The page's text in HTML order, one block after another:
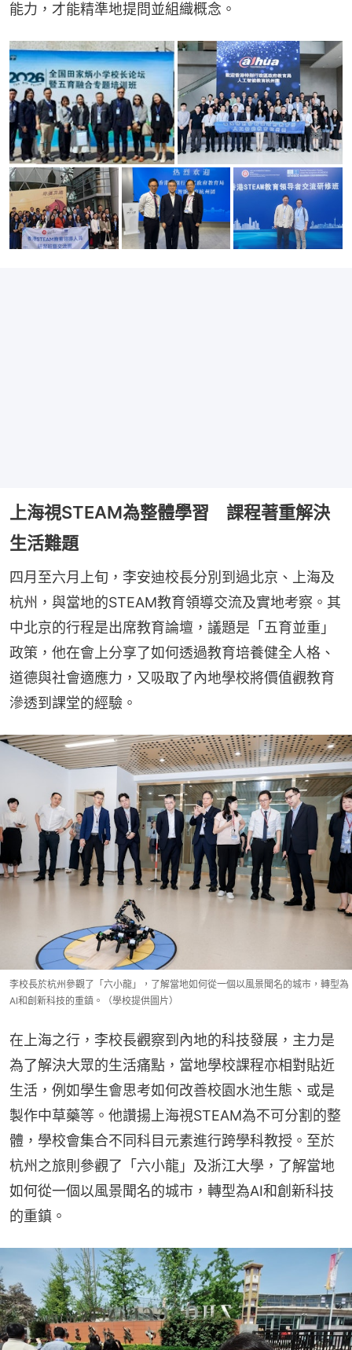
能力，才能精準地提問並組織概念。
上海視STEAM為整體學習 課程著重解決
生活難題
四月至六月上旬，李安迪校長分別到過北京、上海及
杭州，與當地的STEAM教育領導交流及實地考察。其
中北京的行程是出席教育論壇，議題是「五育並重」
政策，他在會上分享了如何透過教育培養健全人格、
道德與社會適應力，又吸取了內地學校將價值觀教育
滲透到課堂的經驗。
李校長於杭州參觀了「六小龍」，了解當地如何從一個以風景聞名的城市，轉型為
AI和創新科技的重鎮。（學校提供圖片）
在上海之行，李校長觀察到內地的科技發展，主力是
為了解決大眾的生活痛點，當地學校課程亦相對貼近
生活，例如學生會思考如何改善校園水池生態、或是
製作中草藥等。他讚揚上海視STEAM為不可分割的整
體，學校會集合不同科目元素進行跨學科教授。至於
杭州之旅則參觀了「六小龍」及浙江大學，了解當地
如何從一個以風景聞名的城市，轉型為AI和創新科技
的重鎮。